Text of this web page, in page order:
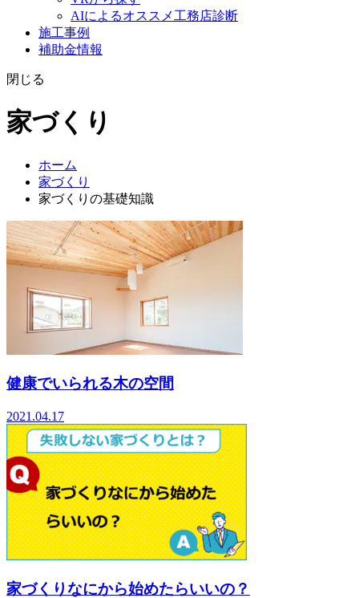
AIによるオススメ工務店診断
施工事例
補助金情報
閉じる
家づくり
ホーム
家づくり
家づくりの基礎知識
健康でいられる木の空間
2021.04.17
家づくりなにから始めたらいいの？